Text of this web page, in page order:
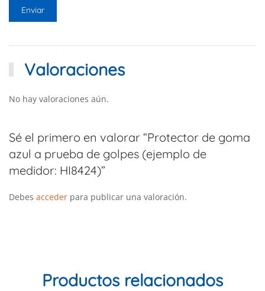
Valoraciones
No hay valoraciones aún.
Sé el primero en valorar “Protector de goma
azul a prueba de golpes (ejemplo de
medidor: HI8424)”
Debes acceder para publicar una valoración.
Productos relacionados